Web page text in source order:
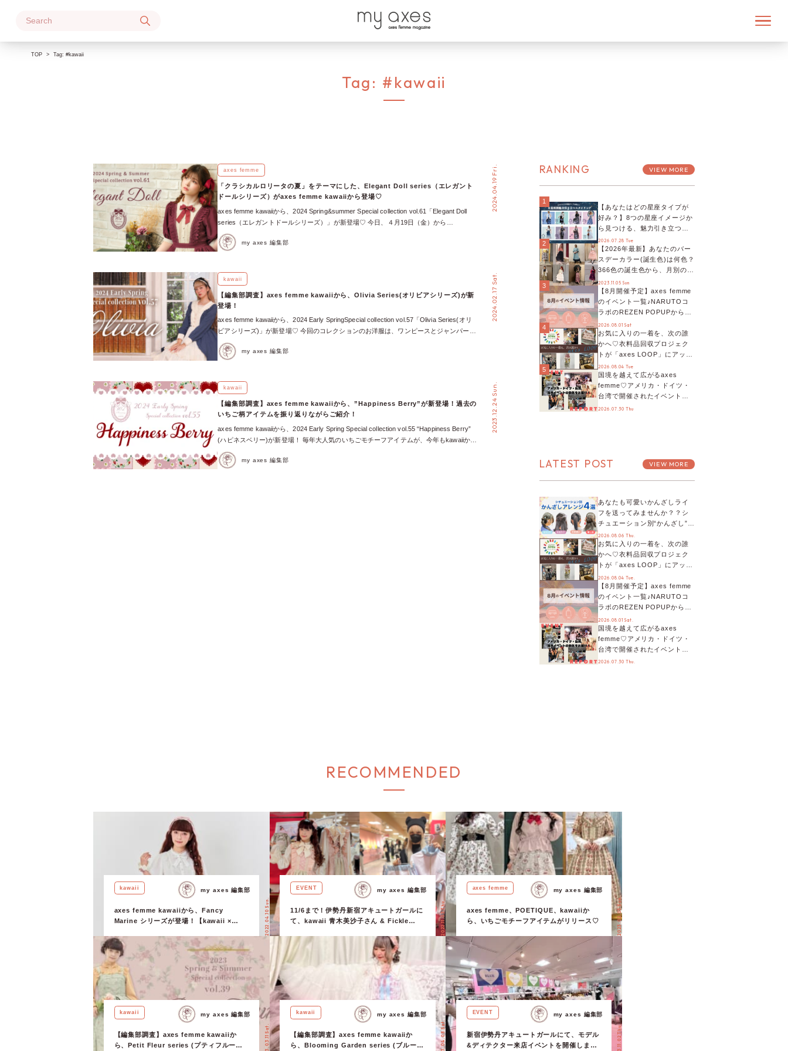
TOP Tag:#kawaii
Tag: #kawaii
axes femme
「クラシカルロリータの夏」をテーマにした、Elegant Doll series（エレガント
ドールシリーズ）がaxes femme kawaiiから登場♡
axes femme kawaiiから、2024 Spring&summer Special collection vol.61「Elegant Doll
series（エレガントドールシリーズ）」が新登場♡ 今日、４月19日（金）から
Platinum/Gold/Red Rose会員様のオンライン先行販売がスタートします！ 今回は、そん
な「Elegant Doll series（エレガントドールシリーズ）」のアイテムをご紹介♪ 暖かい日
ス】エレガントドールワンピース 【ジャンパースカート】エレガントドールジャンスカ
my axes 編集部
2024.04.19 Fri.
kawaii
【編集部調査】axes femme kawaiiから、Olivia Series(オリビアシリーズ)が新
登場！
axes femme kawaiiから、2024 Early SpringSpecial collection vol.57「Olivia Series(オリ
ビアシリーズ)」が新登場♡ 今回のコレクションのお洋服は、ワンピースとジャンパース
カート、ブラウスの計3アイテムがリリースされます♪ 2月16日(金)から、
Platinum/Crystal/Gold Rose会員様の先行販売が開始しており、いよいよ本日2月17日(土)
ード、横浜ジョイナス、HEPFIVE、イクスピアリ、名古屋パルコ 今回は、そんな ”オリ
節、お花見やピクニックなどに、ぜひ着て行ってください♡ 【ワンピース】オリビア
襟フリルブラウス axes femme kawaii ラフォーレ原宿店 店長あおいが、オリビアシリー
ズのポイントを解説♡ 今回ご紹介した、axes femme kawaii 春の新コレクション「オリ
ビアシリーズ」が気になる方は、下のリンクをクリック！！
my axes 編集部
2024.02.17 Sat.
kawaii
【編集部調査】axes femme kawaiiから、”Happiness Berry”が新登場！過去の
いちご柄アイテムを振り返りながらご紹介！
axes femme kawaiiから、2024 Early Spring Special collection vol.55 “Happiness Berry”
(ハピネスベリー)が新登場！ 毎年大人気のいちごモチーフアイテムが、今年もkawaiiから
待望のリリース🍓 12月23日(土)20:00より、WEB一般先行販売が開始しました！ そこで
今回は、いちご柄満載のアイテムたちを全アイテム全カラーまとめてご紹介♪ 過去にリ
my axes 編集部
2023.12.24 Sun.
RECOMMENDED
kawaii
axes femme kawaiiから、Fancy
Marine シリーズが登場！【kawaii ×
2022.04.10 Sun.
my axes 編集部 EVENT
11/6まで！伊勢丹新宿アキュートガールに
て、kawaii 青木美沙子さん & Fickle
催中！
2022.11.03 Thu.
my axes 編集部 axes femme
axes femme、POETIQUE、kawaiiか
ら、いちごモチーフアイテムがリリース♡
2023.02.05 Sun.
my axes 編集部
kawaii
【編集部調査】axes femme kawaiiか
ら、Petit Fleur series (プティフルール
2023.03.11 Sat.
my axes 編集部 kawaii
【編集部調査】axes femme kawaiiか
ら、Blooming Garden series (ブルーミ
2023.04.08 Sat.
my axes 編集部 EVENT
新宿伊勢丹アキュートガールにて、モデル
&ディテクター来店イベントを開催しまし
2023.11.02 Thu.
my axes 編集部
RANKING VIEW MORE
1
【あなたはどの星座タイプが
好み？】8つの星座イメージか
ら見つける、魅力引き立つス
タイリング♡
2026.07.28 Tue
2
【2026年最新】あなたのバー
スデーカラー(誕生色)は何色？
366色の誕生色から、月別の誕
生色、バースデーカラーコー
デまでご紹介♡
2023.11.05 Sun
3
【8月開催予定】axes femme
のイベント一覧♪NARUTOコ
ラボのREZEN POPUPから、
プチYour Stage.、ティーパー
ティまで！8月の特別なイベン
トをチェック◎
2026.08.01 Sat
4
お気に入りの一着を、次の誰
かへ♡衣料品回収プロジェク
トが「axes LOOP」にアップ
デート！活用するとポイント
が手に入る◎
2026.08.04 Tue
5
国境を越えて広がるaxes
femme♡アメリカ・ドイツ・
台湾で開催されたイベントを
お届け！美沙子さんからのコ
2026.07.30 Thu
LATEST POST VIEW MORE
あなたも可愛いかんざしライ
フを送ってみませんか？？シ
チュエーション別“かんざし”の
オススメ【ショップスタッフ
編集部】
2026.08.06 Thu.
お気に入りの一着を、次の誰
かへ♡衣料品回収プロジェク
トが「axes LOOP」にアップ
デート！活用するとポイント
が手に入る◎
2026.08.04 Tue.
【8月開催予定】axes femme
のイベント一覧♪NARUTOコ
ラボのREZEN POPUPから、
プチYour Stage.、ティーパー
ティまで！8月の特別なイベン
トをチェック◎
2026.08.01 Sat.
国境を越えて広がるaxes
femme♡アメリカ・ドイツ・
台湾で開催されたイベントを
お届け！美沙子さんからのコ
2026.07.30 Thu.